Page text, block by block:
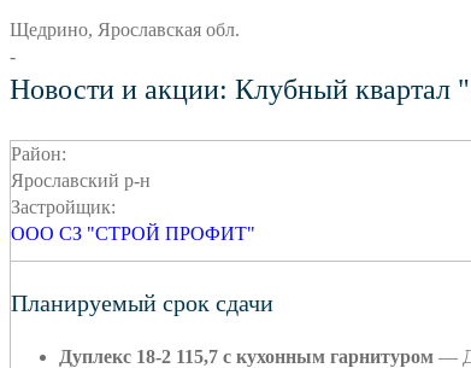
Щедрино, Ярославская обл.
-
Новости и акции: Клубный квартал
Район:
Ярославский р-н
Застройщик:
ООО СЗ "СТРОЙ ПРОФИТ"
Планируемый срок сдачи
Дуплекс 18-2 115,7 с кухонным гарнитуром —